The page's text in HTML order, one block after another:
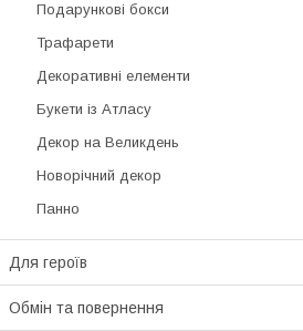
Подарункові бокси
Трафарети
Декоративні елементи
Букети із Атласу
Декор на Великдень
Новорічний декор
Панно
Для героїв
Обмін та повернення